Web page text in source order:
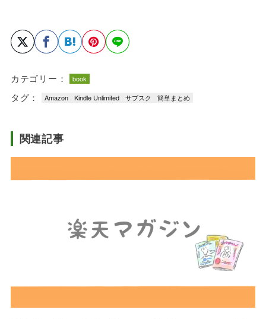
カテゴリー： book
タグ： Amazon Kindle Unlimited サブスク 簡単まとめ
関連記事